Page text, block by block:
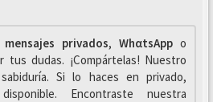
mensajes privados, WhαtsAppo
tus dudas. ¡Compártelas! Nuestro
Si lo haces en privado,
Encontraste nuestra